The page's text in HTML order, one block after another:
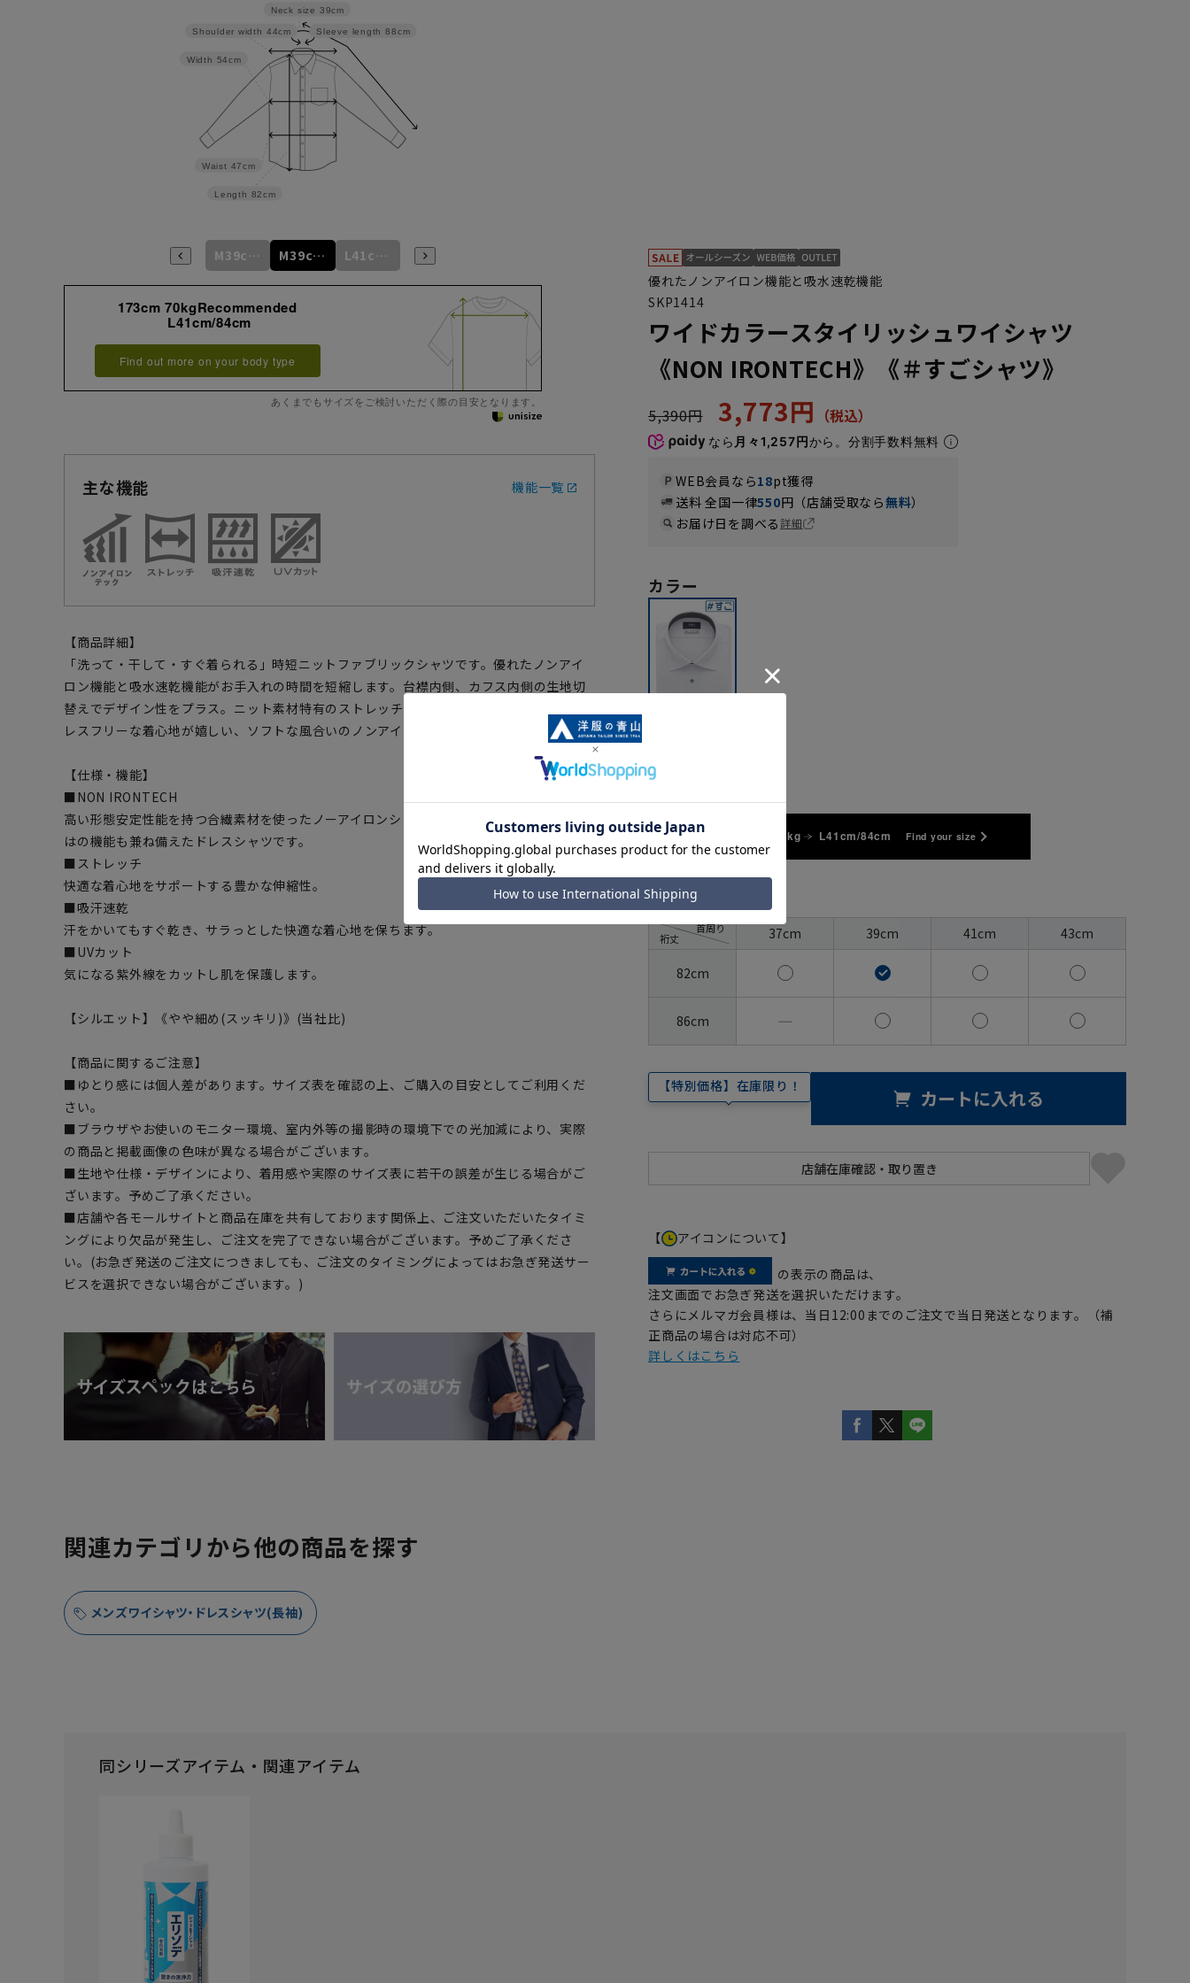
Sleeve length 88cm
Neck size 39cm
Length 82cm
Waist 47cm
Width 54cm
Shoulder width 44cm
M39cm/86cm M39cm/88cm L41cm/82cm LL43cm/86cm LL43cm/88cm S37cm/88cm
173cm 70kgRecommended
L41cm/84cm
Find out more on your body type
あくまでもサイズをご検討いただく際の目安となります。
主な機能 機能一覧
【商品詳細】
「洗って・干して・すぐ着られる」時短ニットファブリックシャツです。優れたノンアイ
ロン機能と吸水速乾機能がお手入れの時間を短縮します。台襟内側、カフス内側の生地切
替えでデザイン性をプラス。ニット素材特有のストレッチ機能により、一日中快適でスト
レスフリーな着心地が嬉しい、ソフトな風合いのノンアイロンシャツです。
【仕様・機能】
■NON IRONTECH
高い形態安定性能を持つ合繊素材を使ったノーアイロンシャツ。進化した合成繊維ならで
はの機能も兼ね備えたドレスシャツです。
■ストレッチ
快適な着心地をサポートする豊かな伸縮性。
■吸汗速乾
汗をかいてもすぐ乾き、サラっとした快適な着心地を保ちます。
■UVカット
気になる紫外線をカットし肌を保護します。
【シルエット】《やや細め(スッキリ)》(当社比)
【商品に関するご注意】
■ゆとり感には個人差があります。サイズ表を確認の上、ご購入の目安としてご利用くだ
さい。
■ブラウザやお使いのモニター環境、室内外等の撮影時の環境下での光加減により、実際
の商品と掲載画像の色味が異なる場合がございます。
■生地や仕様・デザインにより、着用感や実際のサイズ表に若干の誤差が生じる場合がご
ざいます。予めご了承ください。
■店舗や各モールサイトと商品在庫を共有しております関係上、ご注文いただいたタイミ
ングにより欠品が発生し、ご注文を完了できない場合がございます。予めご了承くださ
い。(お急ぎ発送のご注文につきましても、ご注文のタイミングによってはお急ぎ発送サー
ビスを選択できない場合がございます。)
優れたノンアイロン機能と吸水速乾機能
SKP1414
ワイドカラースタイリッシュワイシャツ
《NON IRONTECH》《＃すごシャツ》
5,390円 3,773円
なら 月々1,257円から。分割手数料無料
WEB会員なら18pt獲得
送料 全国一律550円（店舗受取なら無料）
お届け日を調べる詳細
カラー
173cm / 70kg L41cm/84cm Find your size
サイズ
裄丈
首周り 37cm 39cm 41cm 43cm
82cm
86cm ―
【特別価格】在庫限り！ カートに入れる
【 アイコンについて】
の表示の商品は、
注文画面でお急ぎ発送を選択いただけます。
さらにメルマガ会員様は、当日12:00までのご注文で当日発送となります。（補
正商品の場合は対応不可）
詳しくはこちら
関連カテゴリから他の商品を探す
メンズワイシャツ・ドレスシャツ(長袖)
同シリーズアイテム・関連アイテム